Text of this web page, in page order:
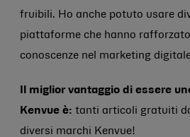
fruibili. Ho anche potuto usare
piattaforme che hanno
conoscenze nel marketing
Il miglior vantaggio di essere
Kenvue è: tanti articoli gratuiti
diversi marchi Kenvue!